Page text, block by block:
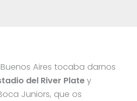
Aires tocaba darnos
del River Platey
Juniors, que os